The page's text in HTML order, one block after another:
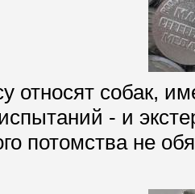
относят собак,
- и
потомства не